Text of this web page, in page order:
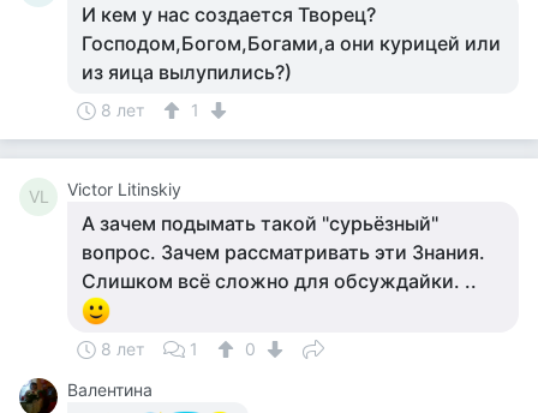
И кем у нас создается Творец?
Господом,Богом,Богами,а они курицей или
из яица вылупились?)
8 лет 1
VL Victor Litinskiy
А зачем подымать такой "сурьёзный"
вопрос. Зачем рассматривать эти Знания.
Слишком всё сложно для обсуждайки. ..
8 лет 1
0
Валентина